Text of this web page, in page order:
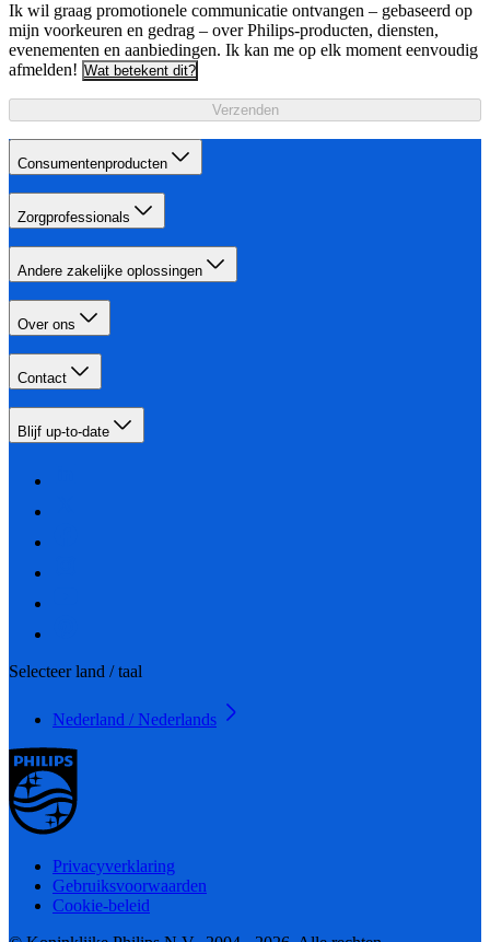
Ik wil graag promotionele communicatie ontvangen – gebaseerd op
mijn voorkeuren en gedrag – over Philips-producten, diensten,
evenementen en aanbiedingen. Ik kan me op elk moment eenvoudig
afmelden! Wat betekent dit?
Verzenden
Consumentenproducten
Zorgprofessionals
Andere zakelijke oplossingen
Over ons
Contact
Blijf up-to-date
Selecteer land / taal
Nederland / Nederlands
Privacyverklaring
Gebruiksvoorwaarden
Cookie-beleid